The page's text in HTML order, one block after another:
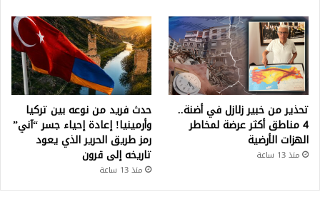
تحذير من خبير زلازل في أضنة..
4 مناطق أكثر عرضة لمخاطر
الهزات الأرضية
منذ 13 ساعة
حدث فريد من نوعه بين تركيا
وأرمينيا! إعادة إحياء جسر “آني”
رمز طريق الحرير الذي يعود
تاريخه إلى قرون
منذ 13 ساعة